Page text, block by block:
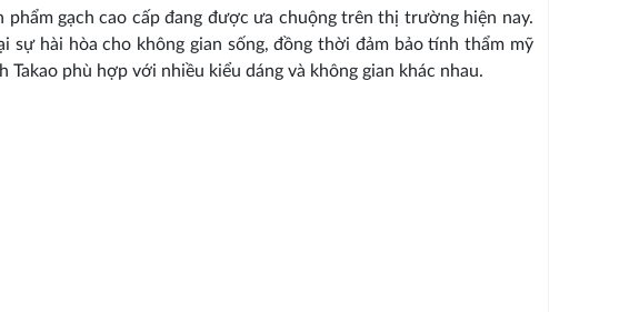
phẩm gạch cao cấp đang được ưa chuộng trên thị trường hiện nay.
sự hài hòa cho không gian sống, đồng thời đảm bảo tính thẩm mỹ
phù hợp với nhiều kiểu dáng và không gian khác nhau.